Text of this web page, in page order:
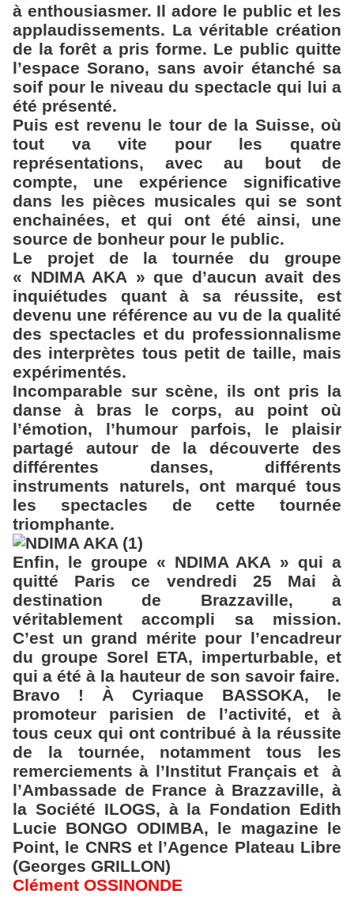
à enthousiasmer. Il adore le public et les
applaudissements. La véritable création
de la forêt a pris forme. Le public quitte
l’espace Sorano, sans avoir étanché sa
soif pour le niveau du spectacle qui lui a
été présenté.
Puis est revenu le tour de la Suisse, où
tout va vite pour les quatre
représentations, avec au bout de
compte, une expérience significative
dans les pièces musicales qui se sont
enchainées, et qui ont été ainsi, une
source de bonheur pour le public.
Le projet de la tournée du groupe
« NDIMA AKA » que d’aucun avait des
inquiétudes quant à sa réussite, est
devenu une référence au vu de la qualité
des spectacles et du professionnalisme
des interprètes tous petit de taille, mais
expérimentés.
Incomparable sur scène, ils ont pris la
danse à bras le corps, au point où
l’émotion, l’humour parfois, le plaisir
partagé autour de la découverte des
différentes danses, différents
instruments naturels, ont marqué tous
les spectacles de cette tournée
triomphante.
Enfin, le groupe « NDIMA AKA » qui a
quitté Paris ce vendredi 25 Mai à
destination de Brazzaville, a
véritablement accompli sa mission.
C’est un grand mérite pour l’encadreur
du groupe Sorel ETA, imperturbable, et
qui a été à la hauteur de son savoir faire.
Bravo ! À Cyriaque BASSOKA, le
promoteur parisien de l’activité, et à
tous ceux qui ont contribué à la réussite
de la tournée, notamment tous les
remerciements à l’Institut Français et
à
l’Ambassade de France à Brazzaville, à
la Société ILOGS, à la Fondation Edith
Lucie BONGO ODIMBA, le magazine le
Point, le CNRS et l’Agence Plateau Libre
(Georges GRILLON)
Clément OSSINONDE